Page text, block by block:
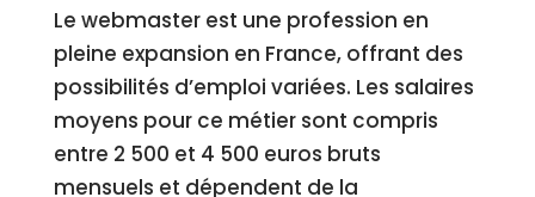
Le webmaster est une profession en
pleine expansion en France, offrant des
possibilités d’emploi variées. Les salaires
moyens pour ce métier sont compris
entre 2 500 et 4 500 euros bruts
mensuels et dépendent de la